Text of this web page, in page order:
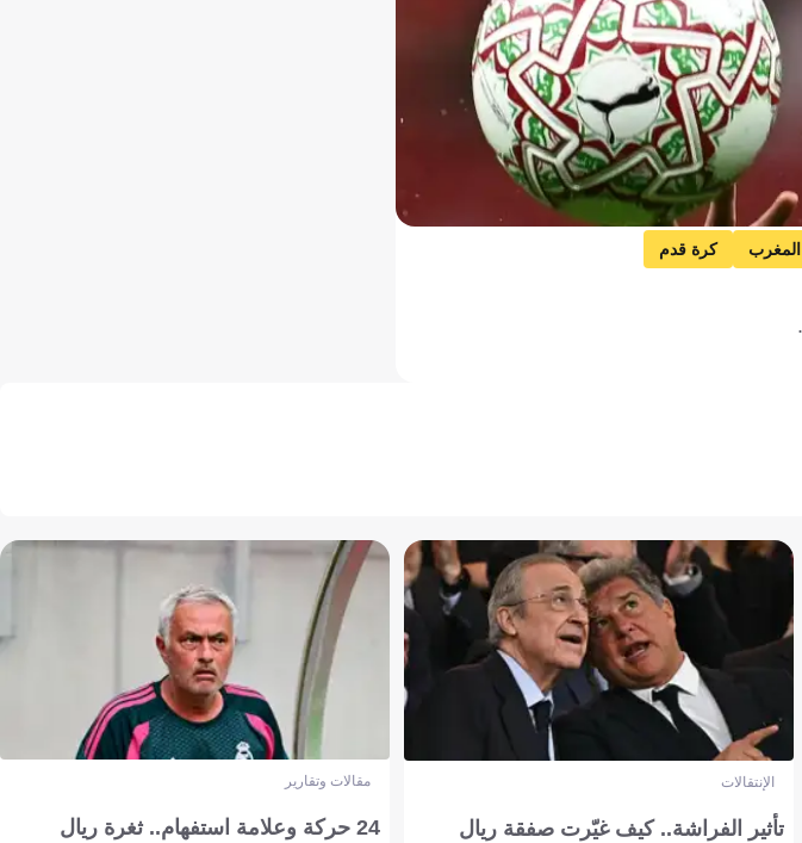
المغرب كرة قدم
الإنتقالات
تأثير الفراشة.. كيف غيّرت صفقة ريال
مقالات وتقارير
24 حركة وعلامة استفهام.. ثغرة ريال